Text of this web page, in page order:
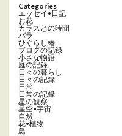
Categories
エッセイ•日記
お花
カラスとの時間
バラ
ひぐらし椿
ブログの記録
小さな物語
庭の記録
日々の暮らし
日々の記録
日常
日常の記録
星の観察
星空•宇宙
自然
花•植物
鳥